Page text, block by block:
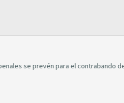
se prevén para el contrabando